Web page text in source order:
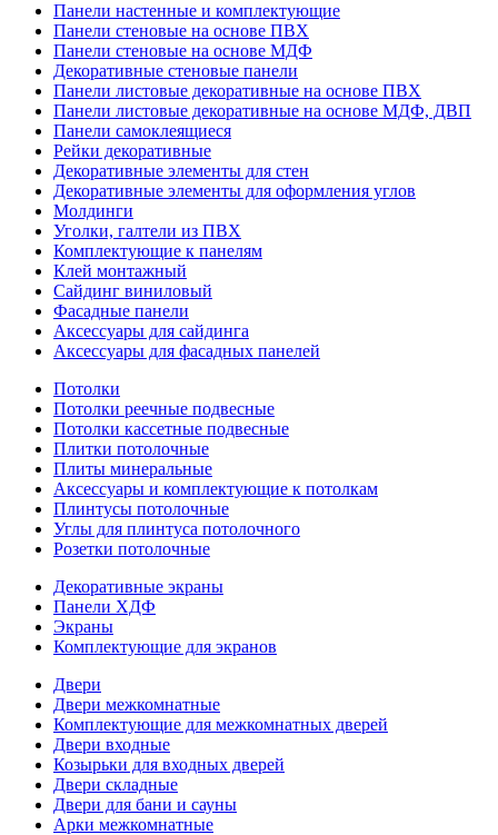
Панели настенные и комплектующие
Панели стеновые на основе ПВХ
Панели стеновые на основе МДФ
Декоративные стеновые панели
Панели листовые декоративные на основе ПВХ
Панели листовые декоративные на основе МДФ, ДВП
Панели самоклеящиеся
Рейки декоративные
Декоративные элементы для стен
Декоративные элементы для оформления углов
Молдинги
Уголки, галтели из ПВХ
Комплектующие к панелям
Клей монтажный
Сайдинг виниловый
Фасадные панели
Аксессуары для сайдинга
Аксессуары для фасадных панелей
Потолки
Потолки реечные подвесные
Потолки кассетные подвесные
Плитки потолочные
Плиты минеральные
Аксессуары и комплектующие к потолкам
Плинтусы потолочные
Углы для плинтуса потолочного
Розетки потолочные
Декоративные экраны
Панели ХДФ
Экраны
Комплектующие для экранов
Двери
Двери межкомнатные
Комплектующие для межкомнатных дверей
Двери входные
Козырьки для входных дверей
Двери складные
Двери для бани и сауны
Арки межкомнатные